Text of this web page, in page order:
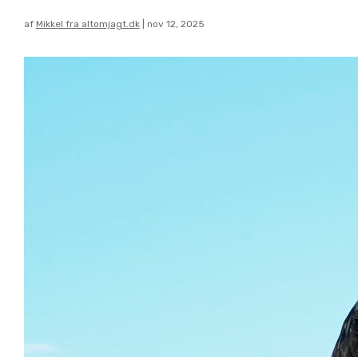
af Mikkel fra altomjagt.dk| nov 12, 2025